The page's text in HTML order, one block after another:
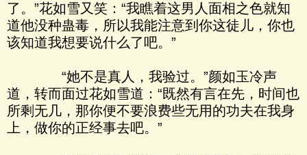
了。”花如雪又笑：“我瞧着这男人面相之色就知
道他没种蛊毒，所以我能注意到你这徒儿，你也
该知道我想要说什么了吧。”
“她不是真人，我验过。”颜如玉冷声
道，转而面过花如雪道：“既然有言在先，时间也
所剩无几，那你便不要浪费些无用的功夫在我身
上，做你的正经事去吧。”